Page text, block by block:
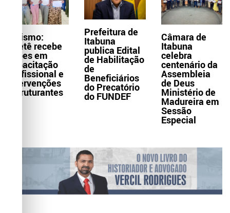
Turismo:
Itaetê recebe
ações em
capacitação
profissional e
intervenções
estruturantes
Prefeitura de
Itabuna
publica Edital
de Habilitação
de
Beneficiários
do Precatório
do FUNDEF
Câmara de
Itabuna
celebra
centenário da
Assembleia
de Deus
Ministério de
Madureira em
Sessão
Especial